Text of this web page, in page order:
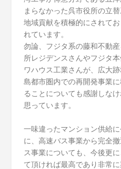
まらなかった呉市役所の立
地域貢献を積極的にされて
れています。
勿論、フジタ系の藤和不動
所レジデンスさんやフジタ
ワハウス工業さんが、広大
島都市圏内での再開発事業
ることについても感謝しな
思っています。
一味違ったマンション供給
に、高速バス事業から完全
ス事業についても、今後更
て頂ければ最高であり非常に